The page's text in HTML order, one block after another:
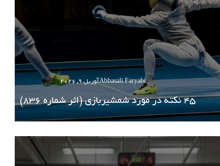
Abbasali Faryabiآوریل 9, 2026
۴۵ نکته در مورد شمشیربازی (اثر شماره 836)